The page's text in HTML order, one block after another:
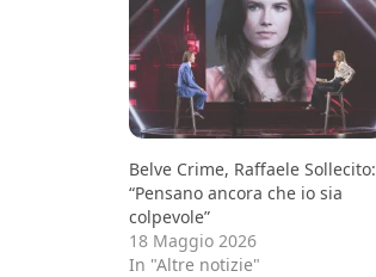
Belve Crime, Raffaele Sollecito:
“Pensano ancora che io sia
colpevole”
18 Maggio 2026
In "Altre notizie"